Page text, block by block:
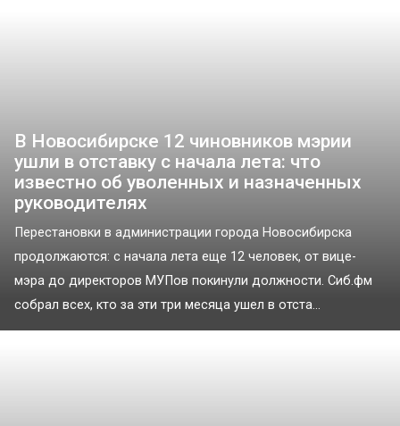
В Новосибирске 12 чиновников мэрии
ушли в отставку с начала лета: что
известно об уволенных и назначенных
руководителях
Перестановки в администрации города Новосибирска
продолжаются: с начала лета еще 12 человек, от вице-
мэра до директоров МУПов покинули должности. Сиб.фм
собрал всех, кто за эти три месяца ушел в отста...